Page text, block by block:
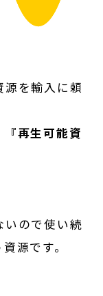
源を輸入に頼
『再生可能資
いので使い続
源です。